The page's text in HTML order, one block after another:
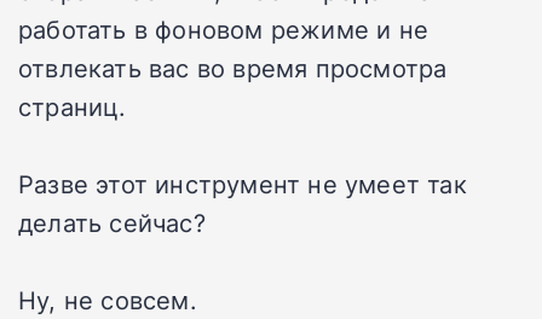
работать в фоновом режиме и не
отвлекать вас во время просмотра
страниц.
Разве этот инструмент не умеет так
делать сейчас?
Ну, не совсем.